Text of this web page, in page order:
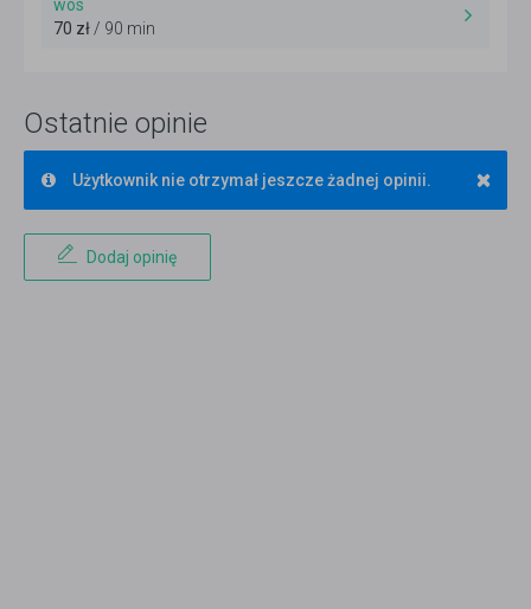
wos
70 zł/ 90 min
Ostatnie opinie
×
Użytkownik nie otrzymał jeszcze żadnej opinii.
Dodaj opinię